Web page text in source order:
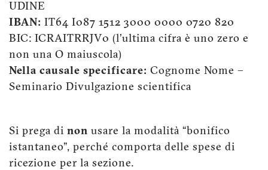
UDINE
IBAN: IT64 I087 1512 3000 0000 0720 820
BIC: ICRAITRRJV0 (l’ultima cifra è uno zero e
non una O maiuscola)
Nella causale specificare: Cognome Nome –
Seminario Divulgazione scientifica
Si prega di non usare la modalità “bonifico
istantaneo”, perché comporta delle spese di
ricezione per la sezione.